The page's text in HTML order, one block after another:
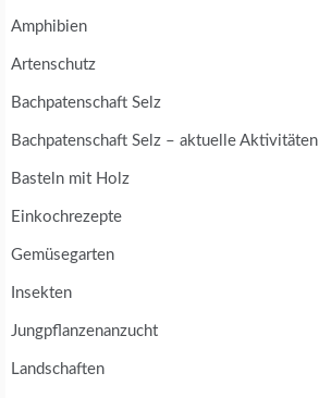
Amphibien
Artenschutz
Bachpatenschaft Selz
Bachpatenschaft Selz – aktuelle Aktivitäten
Basteln mit Holz
Einkochrezepte
Gemüsegarten
Insekten
Jungpflanzenanzucht
Landschaften